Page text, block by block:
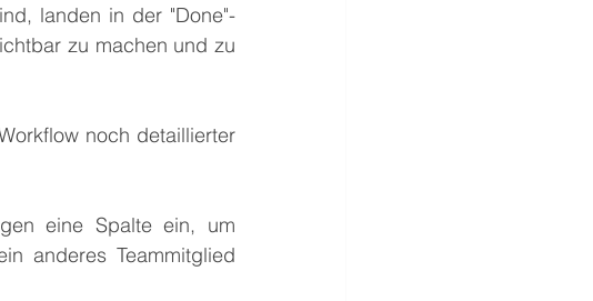
landen in der "Done"-
zu machen und zu
noch detaillierter
eine Spalte ein, um
anderes Teammitglied